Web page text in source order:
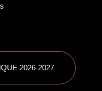
2026-2027